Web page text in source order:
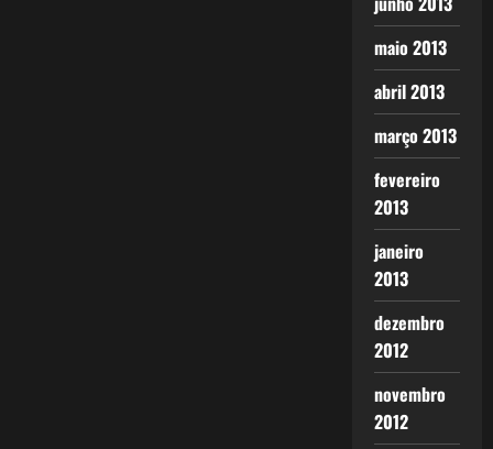
maio 2013
abril 2013
março 2013
fevereiro
2013
janeiro
2013
dezembro
2012
novembro
2012